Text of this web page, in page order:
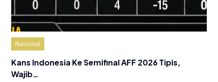
Nasional
Kans Indonesia Ke Semifinal AFF 2026 Tipis,
Wajib…